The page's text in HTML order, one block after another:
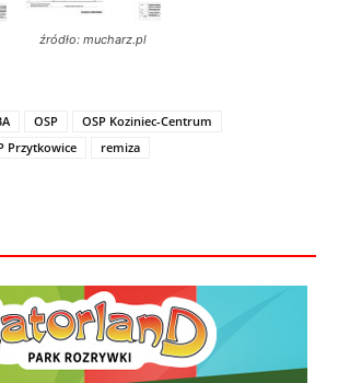
źródło: mucharz.pl
OSP
OSP Koziniec-Centrum
Przytkowice remiza